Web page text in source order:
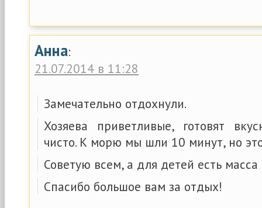
Анна:
21.07.2014 в 11:28
Замечательно отдохнули.
Хозяева приветливые, готовят
чисто. К морю мы шли 10 минут, но
Советую всем, а для детей есть масса
Спасибо большое вам за отдых!